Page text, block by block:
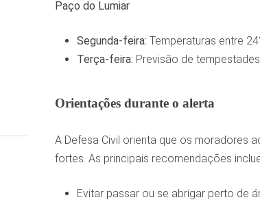
Paço do Lumiar
Segunda-feira: Temperaturas entre
Terça-feira: Previsão de
Orientações durante o alerta
A Defesa Civil orienta que os moradores
fortes. As principais recomendações
Evitar passar ou se abrigar perto de